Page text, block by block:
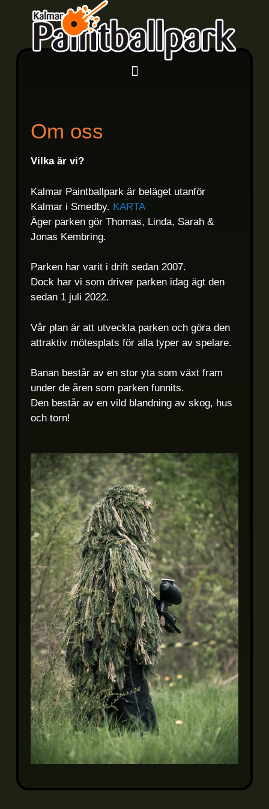
Om oss
Vilka är vi?
Kalmar Paintballpark är beläget utanför
Kalmar i Smedby. KARTA
Äger parken gör Thomas, Linda, Sarah &
Jonas Kembring.
Parken har varit i drift sedan 2007.
Dock har vi som driver parken idag ägt den
sedan 1 juli 2022.
Vår plan är att utveckla parken och göra den
attraktiv mötesplats för alla typer av spelare.
Banan består av en stor yta som växt fram
under de åren som parken funnits.
Den består av en vild blandning av skog, hus
och torn!